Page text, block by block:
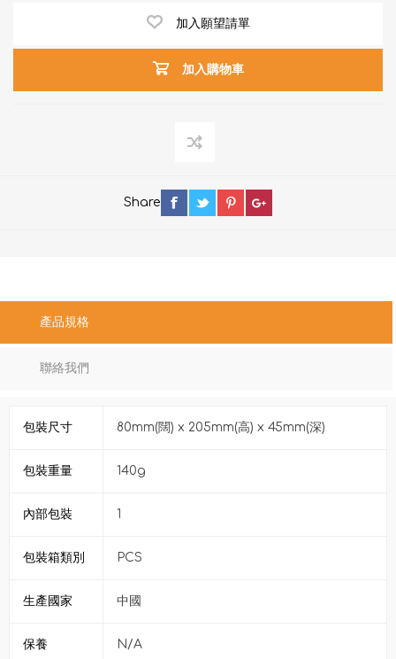
加入願望請單
加入購物車
Share
產品規格
聯絡我們
包裝尺寸 80mm(闊) x 205mm(高) x 45mm(深)
包裝重量 140g
內部包裝 1
包裝箱類別 PCS
生產國家 中國
保養 N/A